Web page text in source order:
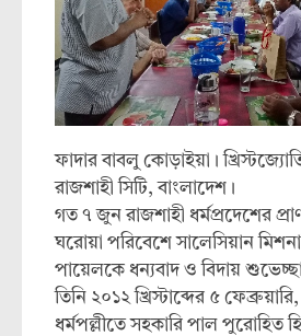
ফাদার বাবলু কোড়াইয়া।
রাজশাহী সিটি, বাংলাদেশ।
গত ৭ জুন রাজশাহী ধর্মপ্রদেশের
ঘরোয়া পরিবেশে সালেসিয়ান
পায়েলকে ধন্যবাদ ও বিদায়
তিনি ২০১২ খ্রিস্টাব্দের ৫
ধর্মপল্লীতে সহকারি পাল পুরোহিত